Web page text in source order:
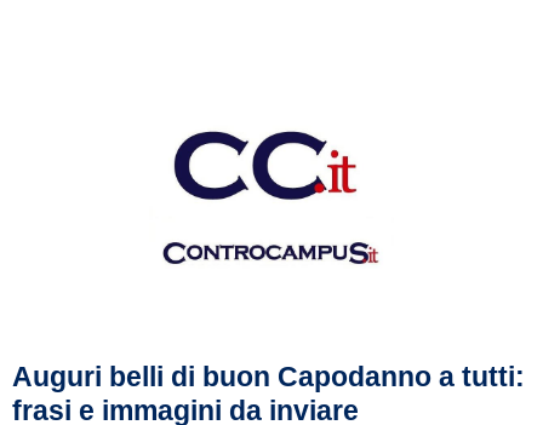
Auguri belli di buon Capodanno a tutti:
frasi e immagini da inviare